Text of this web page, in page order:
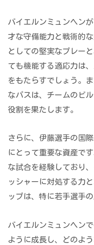
バイエルンミュンヘン
才な守備能力と戦術的
としての堅実なプレー
ても機能する適応力は
をもたらすでしょう。
なパスは、チームのビ
役割を果たします。
さらに、伊藤選手の国
にとって重要な資産で
な試合を経験しており
ッシャーに対処する力
ップは、特に若手選手
バイエルンミュンヘン
ように成長し、どのよ